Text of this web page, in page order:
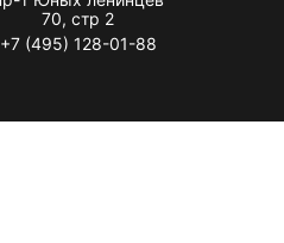
70, стр 2
+7 (495) 128-01-88